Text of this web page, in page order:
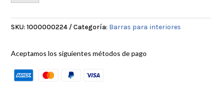
SKU:1000000224 Categoría: Barras para interiores
Aceptamos los siguientes métodos de pago